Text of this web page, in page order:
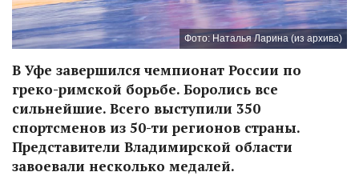
Фото: Наталья Ларина (из архива)
В Уфе завершился чемпионат России по
греко-римской борьбе. Боролись все
сильнейшие. Всего выступили 350
спортсменов из 50-ти регионов страны.
Представители Владимирской области
завоевали несколько медалей.